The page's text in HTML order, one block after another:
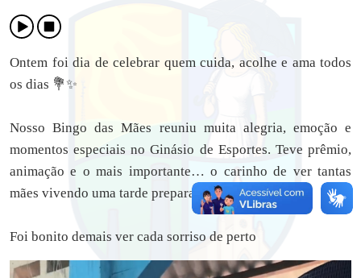
Ontem foi dia de celebrar quem cuida, acolhe e ama todos
os dias 💐✨
Nosso Bingo das Mães reuniu muita alegria, emoção e
momentos especiais no Ginásio de Esportes. Teve prêmio,
animação e o mais importante… o carinho de ver tantas
mães vivendo uma tarde preparada com muito amor.
Foi bonito demais ver cada sorriso de perto